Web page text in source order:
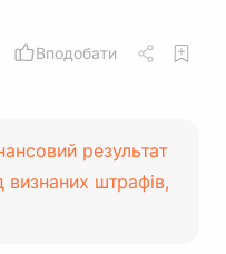
Вподобати
результат
визнаних штрафів,